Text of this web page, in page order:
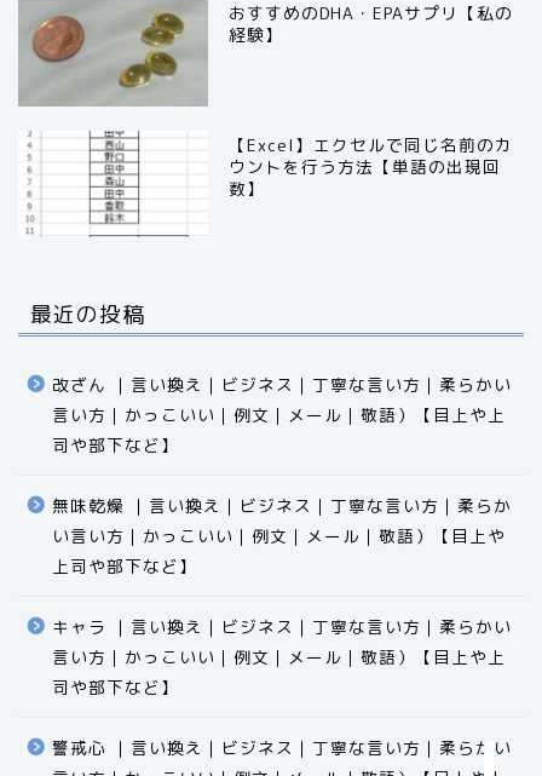
おすすめのDHA・EPAサプリ【私の
経験】
【Excel】エクセルで同じ名前のカ
ウントを行う方法【単語の出現回
数】
最近の投稿
改ざん ｜言い換え｜ビジネス｜丁寧な言い方｜柔らかい
言い方｜かっこいい｜例文｜メール｜敬語）【目上や上
司や部下など】​​​​​​​​​​​​​​​​
無味乾燥 ｜言い換え｜ビジネス｜丁寧な言い方｜柔らか
い言い方｜かっこいい｜例文｜メール｜敬語）【目上や
上司や部下など】​​​​​​​​​​​​​​​​
キャラ ｜言い換え｜ビジネス｜丁寧な言い方｜柔らかい
言い方｜かっこいい｜例文｜メール｜敬語）【目上や上
司や部下など】​​​​​​​​​​​​​​​​
警戒心 ｜言い換え｜ビジネス｜丁寧な言い方｜柔らかい
食品
科学
ビジネス用語